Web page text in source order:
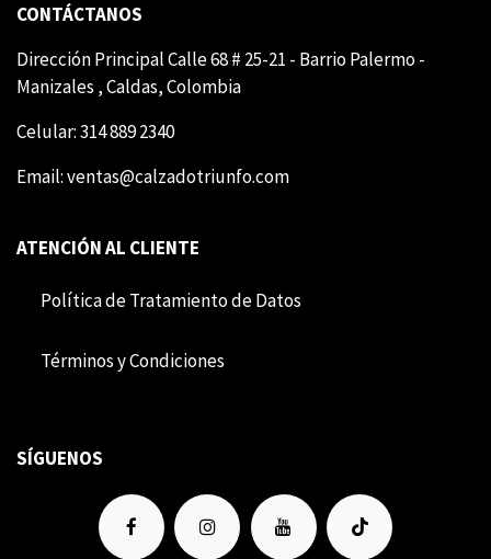
CONTÁCTANOS
Dirección Principal Calle 68 # 25-21 - Barrio Palermo -
Manizales , Caldas, Colombia
Celular: 314 889 2340
Email:ventas@calzadotriunfo.com
ATENCIÓN AL CLIENTE
Política de Tratamiento de Datos
Término​​s y Condiciones
SÍGUENOS